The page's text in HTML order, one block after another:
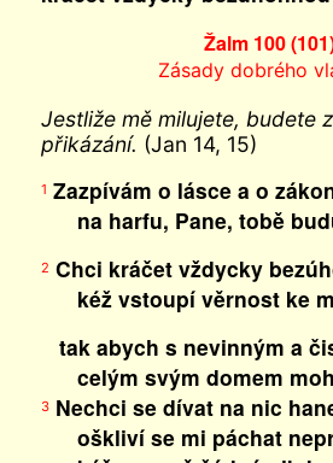
Žalm 100
Zásady dobrého
Jestliže mě milujete, budete
přikázání. (Jan 14, 15)
1 Zazpívám o lásce a o
na harfu, Pane, tobě
2 Chci kráčet vždycky
kéž vstoupí věrnost ke
tak abych s nevinným a
celým svým domem
3Nechci se dívat na nic
oškliví se mi páchat